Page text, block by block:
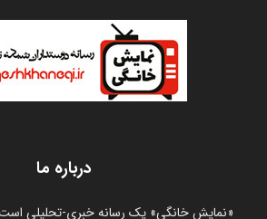
درباره ما
«نمایش خانگی» یک رسانه خبری-تحلیلی